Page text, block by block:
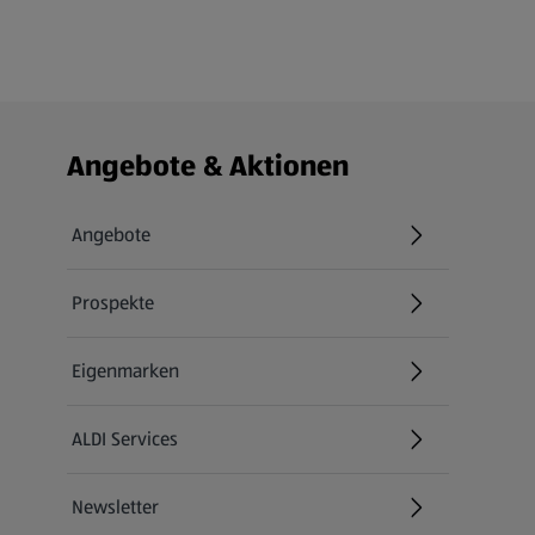
Fußzeilenmenü - weitere Links
Angebote & Aktionen
Angebote
Prospekte
Eigenmarken
ALDI Services
Newsletter